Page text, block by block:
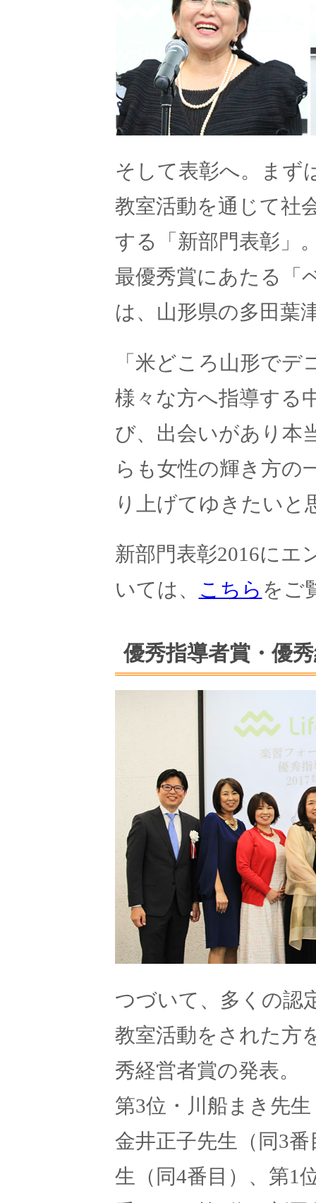
そして表彰へ。まず
教室活動を通じて社
する「新部門表彰」
最優秀賞にあたる「
は、山形県の多田葉
「米どころ山形で
様々な方へ指導する
び、出会いがあり本
らも女性の輝き方の
り上げてゆきたいと
新部門表彰2016にエ
いては、
こちら をご
優秀指導者賞・優
つづいて、多くの認
教室活動をされた方
秀経営者賞の発表。
第3位・川船まき先
金井正子先生（同3
生（同4番目）、第1